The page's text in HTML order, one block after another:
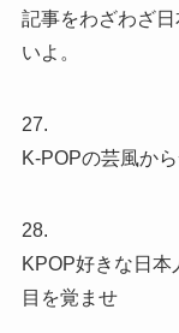
記事をわざわざ
いよ。
27.
K-POPの芸風か
28.
KPOP好きな日本
目を覚ませ